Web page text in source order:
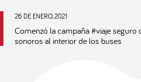
26 DE ENERO, 2021
Comenzó la campaña #viaje seguro
sonoros al interior de los buses